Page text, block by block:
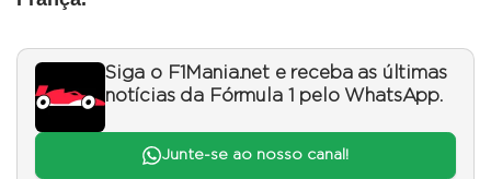
Siga o F1Mania.net e receba as últimas
notícias da Fórmula 1 pelo WhatsApp.
Junte-se ao nosso canal!